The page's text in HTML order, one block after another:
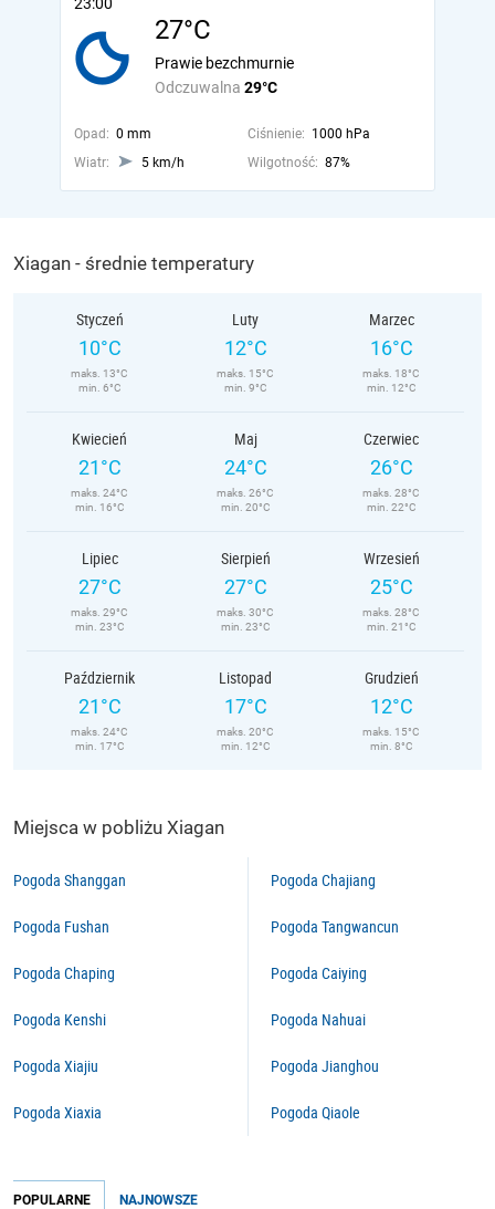
27°C
Odczuwalna 29°C
Prawie bezchmurnie
Opad: 0 mm Ciśnienie: 1000 hPa
Wiatr:
5 km/h Wilgotność: 87%
Xiagan - średnie temperatury
Styczeń
10°C
maks. 13°C
min. 6°C
Luty
12°C
maks. 15°C
min. 9°C
Marzec
16°C
maks. 18°C
min. 12°C
Kwiecień
21°C
maks. 24°C
min. 16°C
Maj
24°C
maks. 26°C
min. 20°C
Czerwiec
26°C
maks. 28°C
min. 22°C
Lipiec
27°C
maks. 29°C
min. 23°C
Sierpień
27°C
maks. 30°C
min. 23°C
Wrzesień
25°C
maks. 28°C
min. 21°C
Październik
21°C
maks. 24°C
min. 17°C
Listopad
17°C
maks. 20°C
min. 12°C
Grudzień
12°C
maks. 15°C
min. 8°C
Miejsca w pobliżu Xiagan
Pogoda Shanggan
Pogoda Fushan
Pogoda Chaping
Pogoda Kenshi
Pogoda Xiajiu
Pogoda Xiaxia
Pogoda Chajiang
Pogoda Tangwancun
Pogoda Caiying
Pogoda Nahuai
Pogoda Jianghou
Pogoda Qiaole
POPULARNE NAJNOWSZE